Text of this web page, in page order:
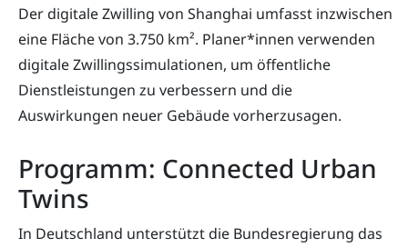
Der digitale Zwilling von Shanghai umfasst inzwischen
eine Fläche von 3.750 km². Planer*innen verwenden
digitale Zwillingssimulationen, um öffentliche
Dienstleistungen zu verbessern und die
Auswirkungen neuer Gebäude vorherzusagen.
Programm: Connected Urban
Twins
In Deutschland unterstützt die Bundesregierung das